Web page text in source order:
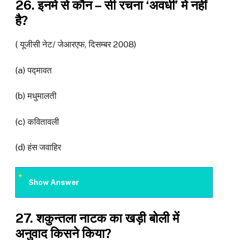
26. इनमें से कौन – सी रचना ‘अवधी’ में नहीं
है?
( यूजीसी नेट/ जेआरएफ, दिसम्बर 2008)
(a) पद्मावत
(b) मधुमालती
(c) कवितावली
(d) हंस जवाहिर
Show Answer
27. शकुन्तला नाटक का खड़ी बोली में
अनुवाद किसने किया?